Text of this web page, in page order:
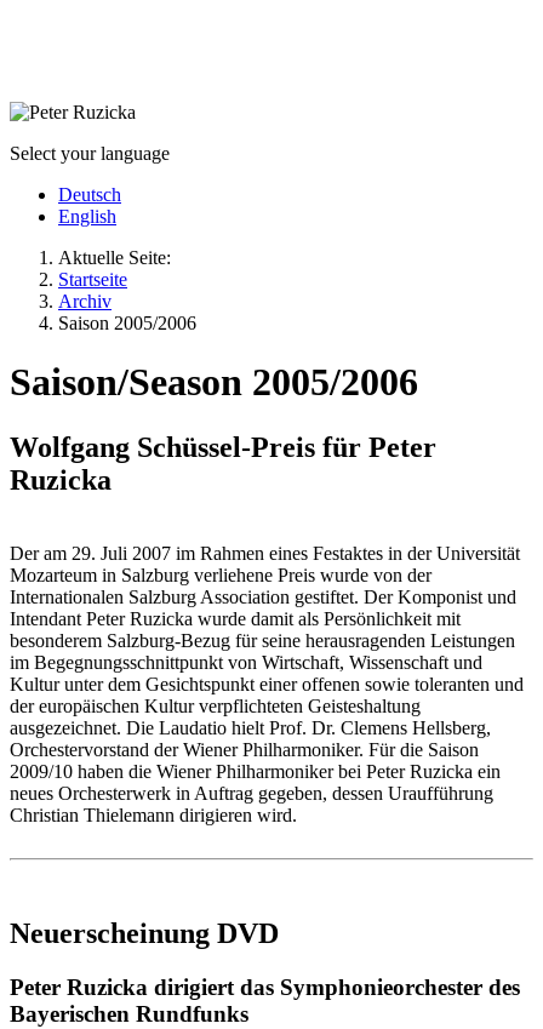
Select your language
Deutsch
English
Aktuelle Seite:
Startseite
Archiv
Saison 2005/2006
Saison/Season 2005/2006
Wolfgang Schüssel-Preis für Peter
Ruzicka
Der am 29. Juli 2007 im Rahmen eines Festaktes in der Universität
Mozarteum in Salzburg verliehene Preis wurde von der
Internationalen Salzburg Association gestiftet. Der Komponist und
Intendant Peter Ruzicka wurde damit als Persönlichkeit mit
besonderem Salzburg-Bezug für seine herausragenden Leistungen
im Begegnungsschnittpunkt von Wirtschaft, Wissenschaft und
Kultur unter dem Gesichtspunkt einer offenen sowie toleranten und
der europäischen Kultur verpflichteten Geisteshaltung
ausgezeichnet. Die Laudatio hielt Prof. Dr. Clemens Hellsberg,
Orchestervorstand der Wiener Philharmoniker. Für die Saison
2009/10 haben die Wiener Philharmoniker bei Peter Ruzicka ein
neues Orchesterwerk in Auftrag gegeben, dessen Uraufführung
Christian Thielemann dirigieren wird.
Neuerscheinung DVD
Peter Ruzicka dirigiert das Symphonieorchester des
Bayerischen Rundfunks